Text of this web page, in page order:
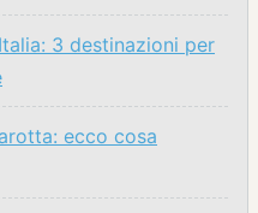
3 destinazioni per
ecco cosa